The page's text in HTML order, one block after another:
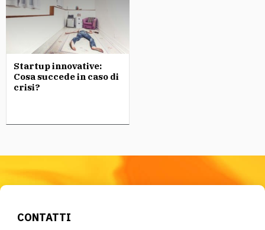
Startup innovative:
Cosa succede in caso di
crisi?
CONTATTI